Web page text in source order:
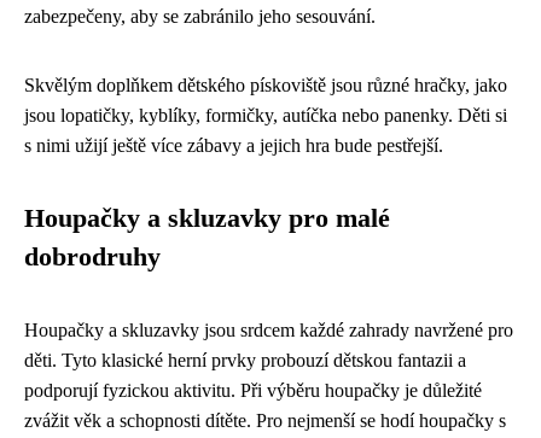
zabezpečeny, aby se zabránilo jeho sesouvání.
Skvělým doplňkem dětského pískoviště jsou různé hračky, jako
jsou lopatičky, kyblíky, formičky, autíčka nebo panenky. Děti si
s nimi užijí ještě více zábavy a jejich hra bude pestřejší.
Houpačky a skluzavky pro malé
dobrodruhy
Houpačky a skluzavky jsou srdcem každé zahrady navržené pro
děti. Tyto klasické herní prvky probouzí dětskou fantazii a
podporují fyzickou aktivitu. Při výběru houpačky je důležité
zvážit věk a schopnosti dítěte. Pro nejmenší se hodí houpačky s